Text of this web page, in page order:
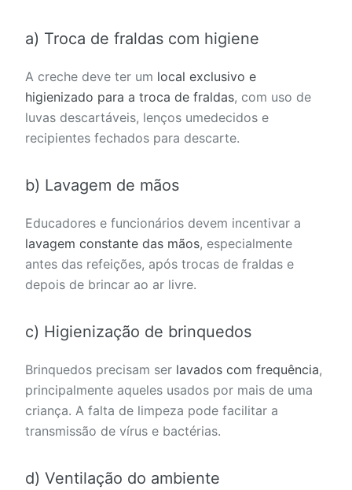
a) Troca de fraldas com higiene
A creche deve ter um local exclusivo e
higienizado para a troca de fraldas, com uso de
luvas descartáveis, lenços umedecidos e
recipientes fechados para descarte.
b) Lavagem de mãos
Educadores e funcionários devem incentivar a
lavagem constante das mãos, especialmente
antes das refeições, após trocas de fraldas e
depois de brincar ao ar livre.
c) Higienização de brinquedos
Brinquedos precisam ser lavados com frequência,
principalmente aqueles usados por mais de uma
criança. A falta de limpeza pode facilitar a
transmissão de vírus e bactérias.
d) Ventilação do ambiente